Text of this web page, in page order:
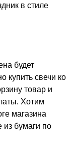
в стиле
будет
купить свечи ко
товар и
Хотим
магазина
из бумаги по